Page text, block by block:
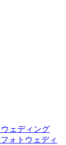
ェディング
ォトウェディ